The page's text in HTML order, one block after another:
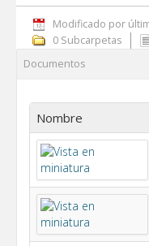
Modificado por
0 Subcarpetas
Documentos
Nombre